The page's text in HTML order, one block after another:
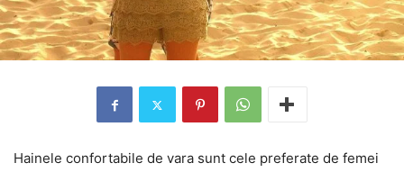
Hainele confortabile de vara sunt cele preferate de femei